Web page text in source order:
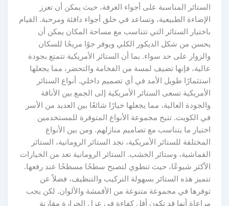
الستائر المناسبة على أجواء الغرفة، حيث يمكن أن تعزز
الإضاءة الطبيعية، وتساعد في خلق أجواء دافئة ومرحبة. القيام
باختيار الستائر التي تتناسب مع مساحة المكان يمكن أن
يحسن من شكل الديكور الكلي ويوفر جوًا مريحًا للسكان
والزوار على حد سواء. بما أن الستائر الأمريكية تتمتع بجودة
عالية، فإنها تضيف لمسة من الفخامة والتحضر، مما يجعلها
استثمارًا طويل الأمد في أي تصميم داخلي. أنواع الستائر
الأمريكية تسعى الستائر الأمريكية إلى الجمع بين الأناقة
والجودة العالية، مما يجعلها خيارًا شائعًا بين العديد من الأسر
في الكويت. تتيح مجموعة الأنواع المتوفرة للمستخدمين
اختيار ما يتناسب مع تصاميم منازلهم. ومن بين الأنواع
المختلفة للستائر الأمريكية، نجد الستائر الرومانية، الستائر
القماشية، وستائر الخشب. الستائر الرومانية تعد من الخيارات
الأكثر شيوعًا، حيث تنطوي لتصبح سطحًا مسطحًا عند رفعها.
تتميز هذه الستائر بسهولة التركيب والتنظيف، فضلاً عن
توفرها في مجموعة متنوعة من الأقمشة والألوان. لكن يجب
مراعاة أنها قد تكون أقل كفاءة في عزل الحرارة مقارنة